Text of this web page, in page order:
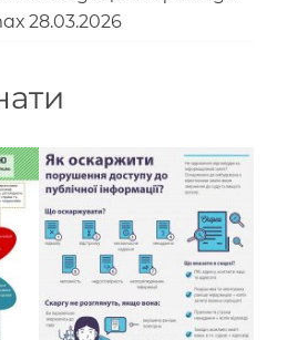
28.03.2026